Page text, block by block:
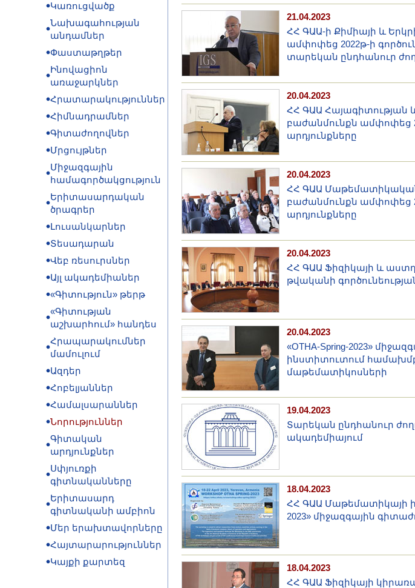
Կառուցվածք
Նախագահության
անդամներ
Փաստաթղթեր
Ինովացիոն
առաջարկներ
Հրատարակություններ
Հիմնադրամներ
Գիտաժողովներ
Մրցույթներ
Միջազգային
համագործակցություն
Երիտասարդական
ծրագրեր
Լուսանկարներ
Տեսադարան
Վեբ ռեսուրսներ
Այլ ակադեմիաներ
«Գիտություն» թերթ
«Գիտության
աշխարհում» հանդես
Հրապարակումներ
մամուլում
Ազդեր
Հոբելյաններ
Համալսարաններ
Նորություններ
Գիտական
արդյունքներ
Սփյուռքի
գիտնականները
Երիտասարդ
գիտնականի ամբիոն
Մեր երախտավորները
Հայտարարություններ
Կայքի քարտեզ
21.04.2023
ՀՀ ԳԱԱ-ի Քիմիայի և
ամփոփեց 2022թ-ի
տարեկան ընդհանուր
20.04.2023
ՀՀ ԳԱԱ Հայագիտության
բաժանմունքն ամփոփեց
արդյունքները
20.04.2023
ՀՀ ԳԱԱ
բաժանմունքն ամփոփեց
արդյունքները
20.04.2023
ՀՀ ԳԱԱ Ֆիզիկայի և
թվականի
20.04.2023
«OTHA-Spring-2023»
ինստիտուտում
մաթեմատիկոսների
19.04.2023
Տարեկան ընդհանուր
ակադեմիայում
18.04.2023
ՀՀ ԳԱԱ Մաթեմատիկայի
2023» միջազգային
18.04.2023
ՀՀ ԳԱԱ Ֆիզիկայի